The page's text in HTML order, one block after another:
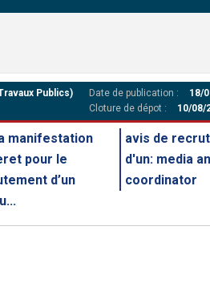
Publics)
Date de publication :
18/
Cloture de dépot :
10/08/
manifestation
pour le
d’un
avis de
d'un: media
coordinator